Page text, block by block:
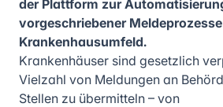
der Plattform zur
vorgeschriebener
Krankenhausumfeld.
Krankenhäuser sind gesetzlich
Vielzahl von Meldungen an
Stellen zu übermitteln – von